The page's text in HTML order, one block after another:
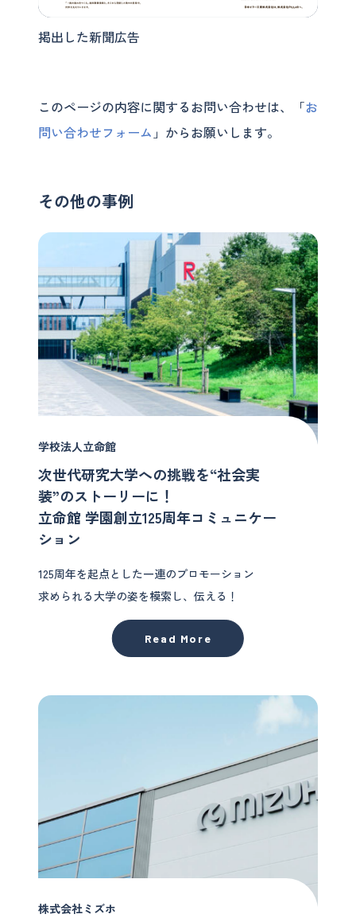
掲出した新聞広告
このページの内容に関するお問い合わせは、「お
問い合わせフォーム 」からお願いします。
その他の事例
学校法人立命館
次世代研究大学への挑戦を“社会実
装”のストーリーに！
立命館 学園創立125周年コミュニケー
ション
125周年を起点とした一連のプロモーション
求められる大学の姿を模索し、伝える！
Read More
株式会社ミズホ